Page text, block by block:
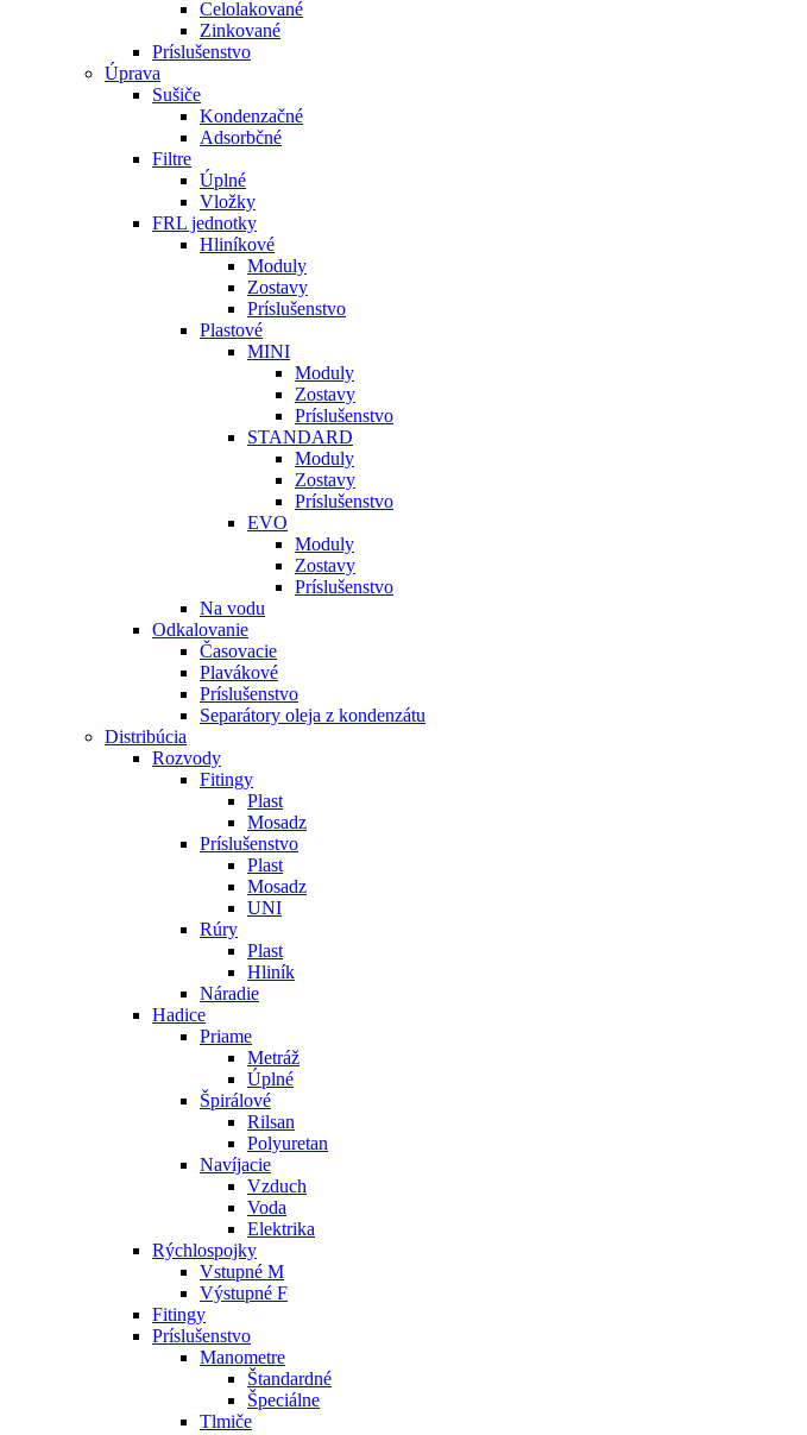
Celolakované
Zinkované
Príslušenstvo
Úprava
Sušiče
Kondenzačné
Adsorbčné
Filtre
Úplné
Vložky
FRL jednotky
Hliníkové
Moduly
Zostavy
Príslušenstvo
Plastové
MINI
Moduly
Zostavy
Príslušenstvo
STANDARD
Moduly
Zostavy
Príslušenstvo
EVO
Moduly
Zostavy
Príslušenstvo
Na vodu
Odkalovanie
Časovacie
Plavákové
Príslušenstvo
Separátory oleja z kondenzátu
Distribúcia
Rozvody
Fitingy
Plast
Mosadz
Príslušenstvo
Plast
Mosadz
UNI
Rúry
Plast
Hliník
Náradie
Hadice
Priame
Metráž
Úplné
Špirálové
Rilsan
Polyuretan
Navíjacie
Vzduch
Voda
Elektrika
Rýchlospojky
Vstupné M
Výstupné F
Fitingy
Príslušenstvo
Manometre
Štandardné
Špeciálne
Tlmiče